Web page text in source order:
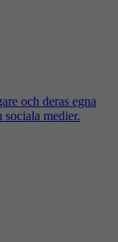
och deras egna
medier.